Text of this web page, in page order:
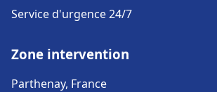
Service d'urgence 24/7
Zone intervention
Parthenay, France